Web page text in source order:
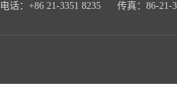
电话：+86 21-3351 8235 传真：86-21-